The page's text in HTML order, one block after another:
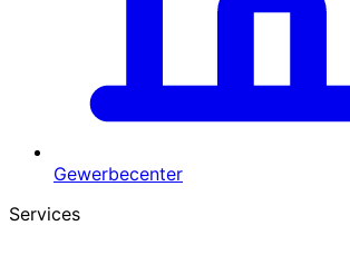
Gewerbecenter
Services